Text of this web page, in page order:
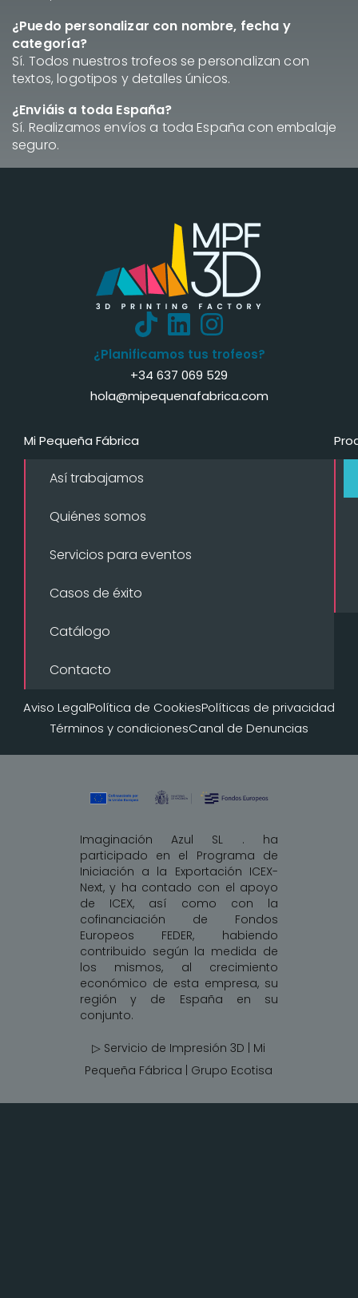
¿Puedo personalizar con nombre, fecha y
categoría?
Sí. Todos nuestros trofeos se personalizan con
textos, logotipos y detalles únicos.
¿Enviáis a toda España?
Sí. Realizamos envíos a toda España con embalaje
seguro.
¿Planificamos tus trofeos?
+34 637 069 529
hola@mipequenafabrica.com
Mi Pequeña Fábrica
Así trabajamos
Quiénes somos
Servicios para eventos
Casos de éxito
Catálogo
Contacto
Aviso LegalPolítica de CookiesPolíticas de privacidad
Términos y condicionesCanal de Denuncias
Imaginación Azul SL . ha
participado en el Programa de
Iniciación a la Exportación ICEX-
Next, y ha contado con el apoyo
de ICEX, así como con la
cofinanciación de Fondos
Europeos FEDER, habiendo
contribuido según la medida de
los mismos, al crecimiento
económico de esta empresa, su
región y de España en su
conjunto.
▷ Servicio de Impresión 3D | Mi
Pequeña Fábrica | Grupo Ecotisa